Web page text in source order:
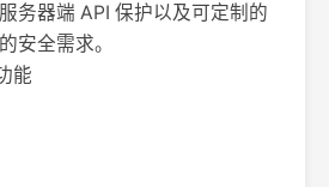
务器端 API 保护以及可定制的
安全需求。
能